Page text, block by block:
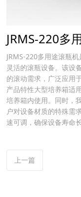
JRMS-220多
JRMS-220多用途滚瓶
灵活的滚瓶设备。该设
的滚动需求，广泛应用
产品特性大型培养箱适
培养箱内使用。同时，
户对设备材质的特殊需
速可调，确保设备寿命
上一篇